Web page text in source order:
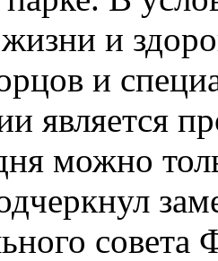
и
и
является
можно